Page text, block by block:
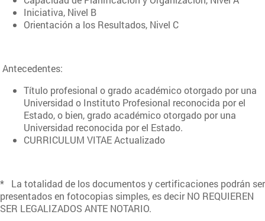
Iniciativa, Nivel B
Orientación a los Resultados, Nivel C
Antecedentes:
Título profesional o grado académico otorgado por una
Universidad o Instituto Profesional reconocida por el
Estado, o bien, grado académico otorgado por una
Universidad reconocida por el Estado.
CURRICULUM VITAE Actualizado
* La totalidad de los documentos y certificaciones podrán ser
presentados en fotocopias simples, es decir NO REQUIEREN
SER LEGALIZADOS ANTE NOTARIO.